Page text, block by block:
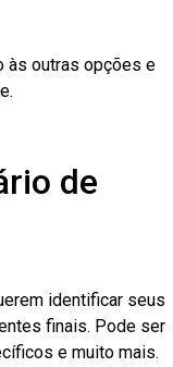
às outras opções e
de
identificar seus
finais. Pode ser
e muito mais.